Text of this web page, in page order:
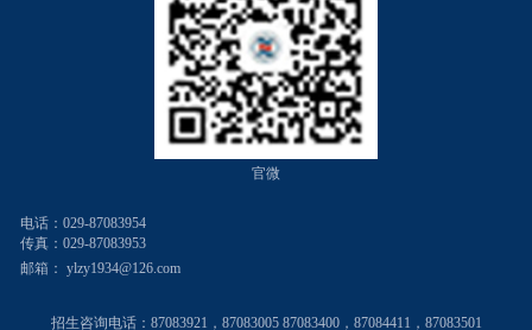
官微
电话：029-87083954
传真：029-87083953
邮箱： ylzy1934@126.com
招生咨询电话： 87083921，87083005 87083400，87084411，87083501